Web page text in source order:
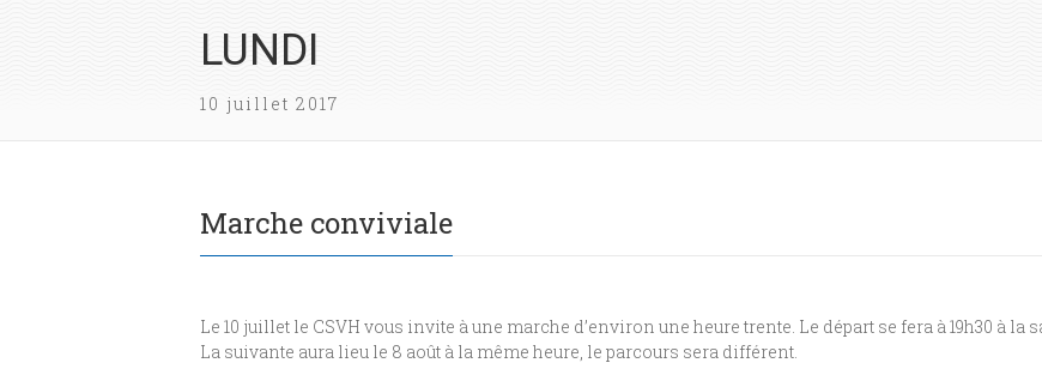
LUNDI
10 juillet 2017
Marche conviviale
Le 10 juillet le CSVH vous invite à une marche d’environ une heure trente. Le départ se fera à 19h30 à
La suivante aura lieu le 8 août à la même heure, le parcours sera différent.